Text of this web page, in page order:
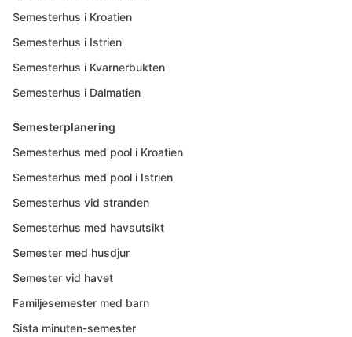
Semesterhus i Kroatien
Semesterhus i Istrien
Semesterhus i Kvarnerbukten
Semesterhus i Dalmatien
Semesterplanering
Semesterhus med pool i Kroatien
Semesterhus med pool i Istrien
Semesterhus vid stranden
Semesterhus med havsutsikt
Semester med husdjur
Semester vid havet
Familjesemester med barn
Sista minuten-semester